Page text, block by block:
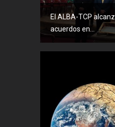
El ALBA-TCP
acuerdos en...